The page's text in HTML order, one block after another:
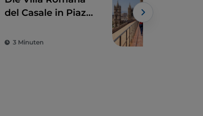
del Casale in Piazza
3 Minuten